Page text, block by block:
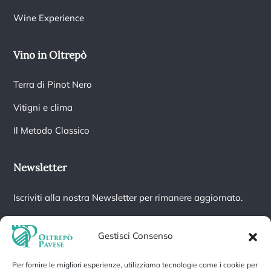
Gestisci Consenso
Per fornire le migliori esperienze, utilizziamo tecnologie come i cookie per
Wine Experience
Vino in Oltrepò
Terra di Pinot Nero
Vitigni e clima
Il Metodo Classico
Newsletter
Iscriviti alla nostra Newsletter per rimanere aggiornato.